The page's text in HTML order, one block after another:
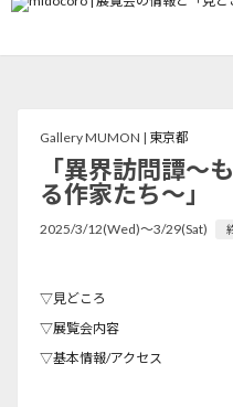
Gallery MUMON | 東京都
「異界訪問譚～
る作家たち～」
2025/3/12(Wed)〜3/29(Sat)
▽見どころ
▽展覧会内容
▽基本情報/アクセス